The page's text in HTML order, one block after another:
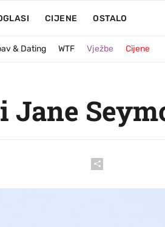
CIJENE OSTALO
& Dating WTF Vježbe Cijene